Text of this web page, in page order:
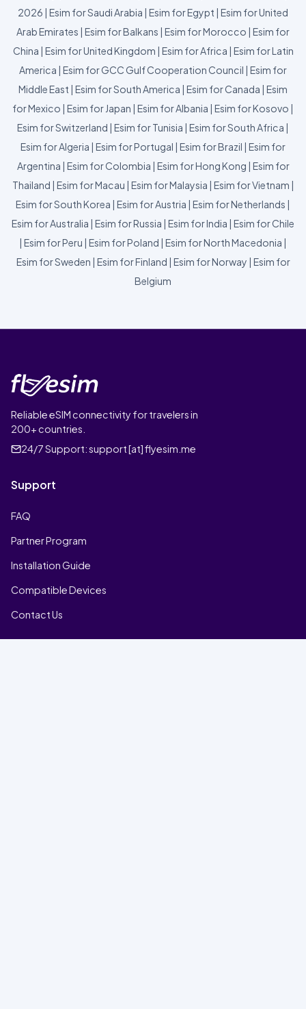
2026 | Esim for Saudi Arabia | Esim for Egypt | Esim for United
Arab Emirates | Esim for Balkans | Esim for Morocco | Esim for
China | Esim for United Kingdom | Esim for Africa | Esim for Latin
America | Esim for GCC Gulf Cooperation Council | Esim for
Middle East | Esim for South America | Esim for Canada | Esim
for Mexico | Esim for Japan | Esim for Albania | Esim for Kosovo |
Esim for Switzerland | Esim for Tunisia | Esim for South Africa |
Esim for Algeria | Esim for Portugal | Esim for Brazil | Esim for
Argentina | Esim for Colombia | Esim for Hong Kong | Esim for
Thailand | Esim for Macau | Esim for Malaysia | Esim for Vietnam |
Esim for South Korea | Esim for Austria | Esim for Netherlands |
Esim for Australia | Esim for Russia | Esim for India | Esim for Chile
| Esim for Peru | Esim for Poland | Esim for North Macedonia |
Esim for Sweden | Esim for Finland | Esim for Norway | Esim for
Belgium
Reliable eSIM connectivity for travelers in
200+ countries.
24/7 Support:support [at] flyesim.me
Support
FAQ
Partner Program
Installation Guide
Compatible Devices
Contact Us